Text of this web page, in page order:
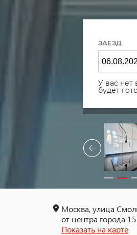
ЗАЕЗД
У вас нет
будет
Москва, улица
от центра города
Показать на карте